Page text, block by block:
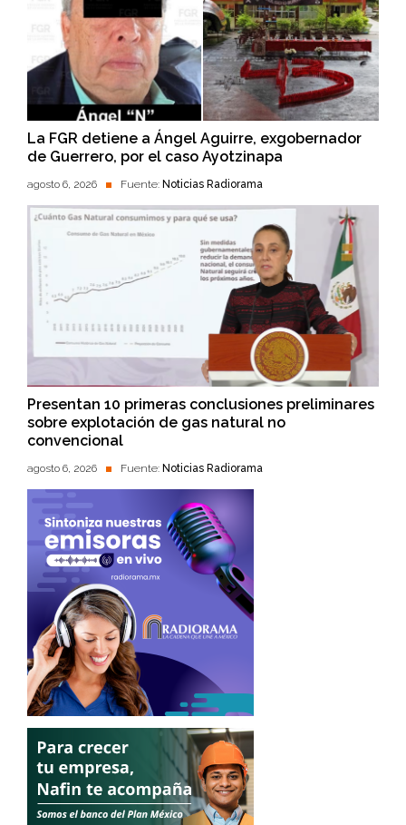
La FGR detiene a Ángel Aguirre, exgobernador
de Guerrero, por el caso Ayotzinapa
agosto 6, 2026 Fuente: Noticias Radiorama
Presentan 10 primeras conclusiones preliminares
sobre explotación de gas natural no
convencional
agosto 6, 2026 Fuente: Noticias Radiorama